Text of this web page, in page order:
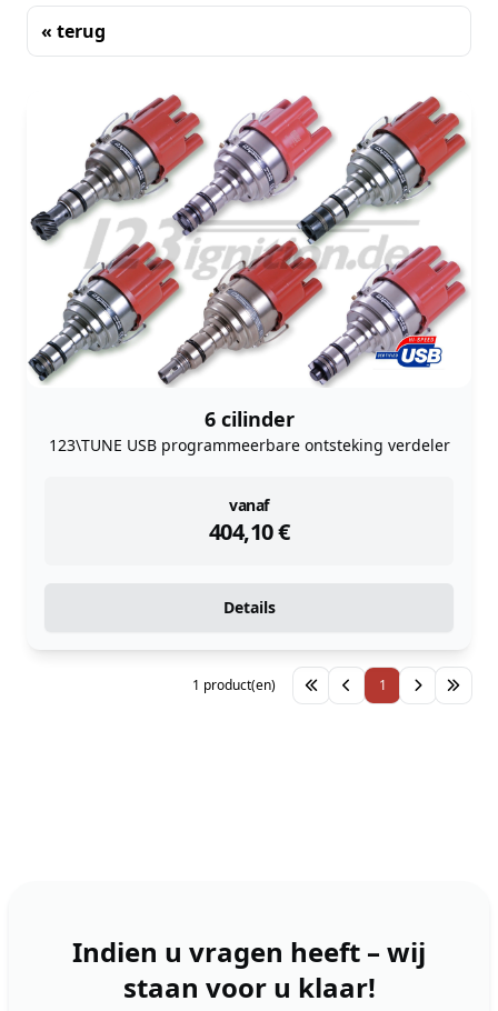
« terug
6 cilinder
123\TUNE USB programmeerbare ontsteking verdeler
vanaf
404,10€
instock
Details
1
1 product(en)
Indien u vragen heeft – wij
staan voor u klaar!